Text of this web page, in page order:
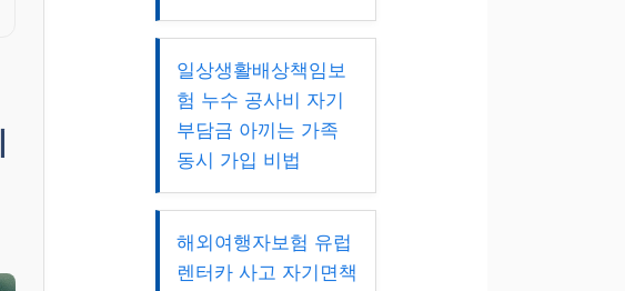
일상생활배상책임보
험 누수 공사비 자기
부담금 아끼는 가족
동시 가입 비법
해외여행자보험 유럽
렌터카 사고 자기면책